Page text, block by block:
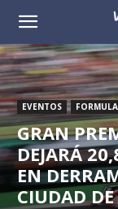
Voz
de
las
Empresas
EVENTOS
GRAN
DEJARÁ
EN
CIUDAD